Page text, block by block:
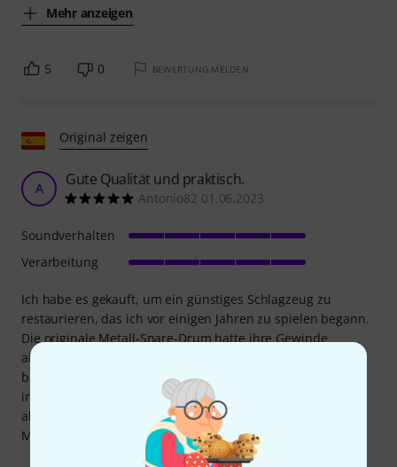
Mehr anzeigen
5 0 BEWERTUNG MELDEN
Original zeigen
A Gute Qualität und praktisch.
Antonio82 01.06.2023
Ich habe es gekauft, um ein günstiges Schlagzeug zu
restaurieren, das ich vor einigen Jahren zu spielen begann.
Die originale Metall-Snare-Drum hatte ihre Gewinde
abgerissen und ließ sich nicht mehr am Trommelfell
befestigen. Ich konnte es ohne viel Aufwand oder Bastelei
installieren, und die Qualität ist natürlich deutlich besser
als beim Original. Die Verarbeitung ist sehr gut, und die
Montage an der Snare-Drum war einfach.
Soundverhalten
Verarbeitung